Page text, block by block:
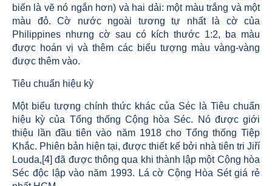
biến là vẽ nó ngắn hơn) và hai dải: một màu trắng và một
màu đỏ. Cờ nước ngoài tương tự nhất là cờ của
Philippines nhưng cờ sau có kích thước 1:2, ba màu
được hoán vị và thêm các biểu tượng màu vàng-vàng
được thêm vào.
Tiêu chuẩn hiệu kỳ
Một biểu tượng chính thức khác của Séc là Tiêu chuẩn
hiệu kỳ của Tổng thống Cộng hòa Séc. Nó được giới
thiệu lần đầu tiên vào năm 1918 cho Tổng thống Tiệp
Khắc. Phiên bản hiện tại, được thiết kế bởi nhà tiên tri Jiří
Louda,[4] đã được thông qua khi thành lập một Cộng hòa
Séc độc lập vào năm 1993. Lá cờ Cộng Hòa Sét giá rẻ